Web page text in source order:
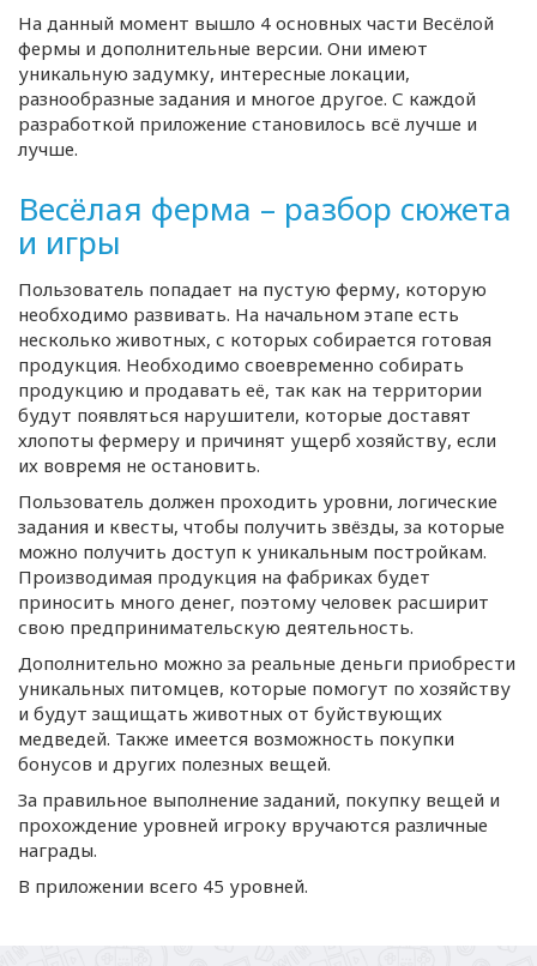
На данный момент вышло 4 основных части Весёлой
фермы и дополнительные версии. Они имеют
уникальную задумку, интересные локации,
разнообразные задания и многое другое. С каждой
разработкой приложение становилось всё лучше и
лучше.
Весёлая ферма – разбор сюжета
и игры
Пользователь попадает на пустую ферму, которую
необходимо развивать. На начальном этапе есть
несколько животных, с которых собирается готовая
продукция. Необходимо своевременно собирать
продукцию и продавать её, так как на территории
будут появляться нарушители, которые доставят
хлопоты фермеру и причинят ущерб хозяйству, если
их вовремя не остановить.
Пользователь должен проходить уровни, логические
задания и квесты, чтобы получить звёзды, за которые
можно получить доступ к уникальным постройкам.
Производимая продукция на фабриках будет
приносить много денег, поэтому человек расширит
свою предпринимательскую деятельность.
Дополнительно можно за реальные деньги приобрести
уникальных питомцев, которые помогут по хозяйству
и будут защищать животных от буйствующих
медведей. Также имеется возможность покупки
бонусов и других полезных вещей.
За правильное выполнение заданий, покупку вещей и
прохождение уровней игроку вручаются различные
награды.
В приложении всего 45 уровней.